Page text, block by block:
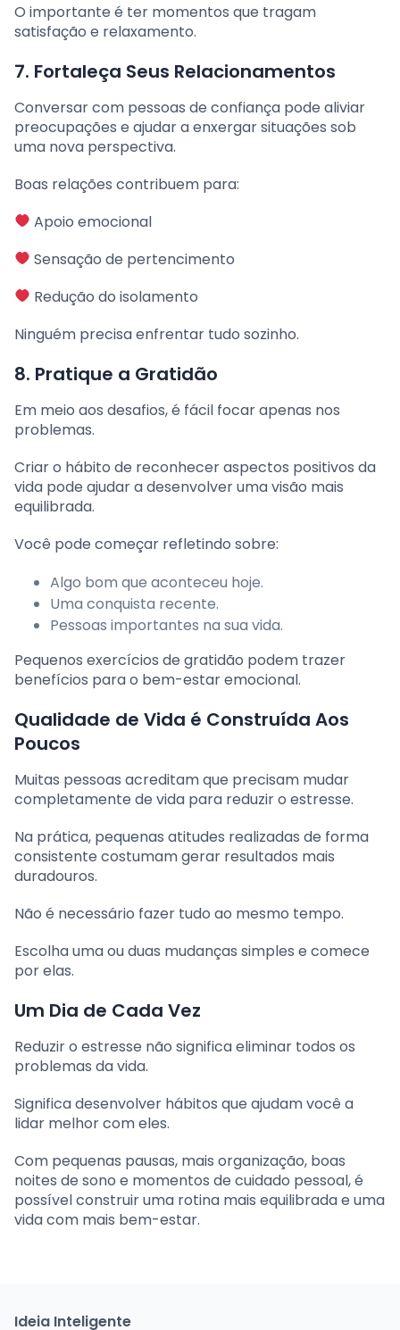
O importante é ter momentos que tragam
satisfação e relaxamento.
7. Fortaleça Seus Relacionamentos
Conversar com pessoas de confiança pode aliviar
preocupações e ajudar a enxergar situações sob
uma nova perspectiva.
Boas relações contribuem para:
Apoio emocional
Sensação de pertencimento
Redução do isolamento
Ninguém precisa enfrentar tudo sozinho.
8. Pratique a Gratidão
Em meio aos desafios, é fácil focar apenas nos
problemas.
Criar o hábito de reconhecer aspectos positivos da
vida pode ajudar a desenvolver uma visão mais
equilibrada.
Você pode começar refletindo sobre:
Algo bom que aconteceu hoje.
Uma conquista recente.
Pessoas importantes na sua vida.
Pequenos exercícios de gratidão podem trazer
benefícios para o bem-estar emocional.
Qualidade de Vida é Construída Aos
Poucos
Muitas pessoas acreditam que precisam mudar
completamente de vida para reduzir o estresse.
Na prática, pequenas atitudes realizadas de forma
consistente costumam gerar resultados mais
duradouros.
Não é necessário fazer tudo ao mesmo tempo.
Escolha uma ou duas mudanças simples e comece
por elas.
Um Dia de Cada Vez
Reduzir o estresse não significa eliminar todos os
problemas da vida.
Significa desenvolver hábitos que ajudam você a
lidar melhor com eles.
Com pequenas pausas, mais organização, boas
noites de sono e momentos de cuidado pessoal, é
possível construir uma rotina mais equilibrada e uma
vida com mais bem-estar.
Ideia Inteligente